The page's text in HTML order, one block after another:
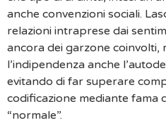
anche convenzioni sociali.
relazioni intraprese dai
ancora dei garzone coinvolti,
l’indipendenza anche
evitando di far superare
codificazione mediante fama
“normale”.